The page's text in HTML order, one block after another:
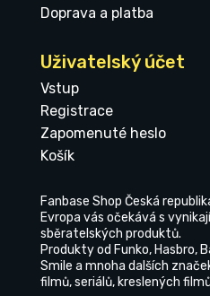
Doprava a platba
Uživatelský účet
Vstup
Registrace
Zapomenuté heslo
Košík
Fanbase Shop Česká
Evropa vás očekává s
sběratelských produktů.
Produkty od Funko, Hasbro,
Smile a mnoha dalších
filmů, seriálů, kreslených